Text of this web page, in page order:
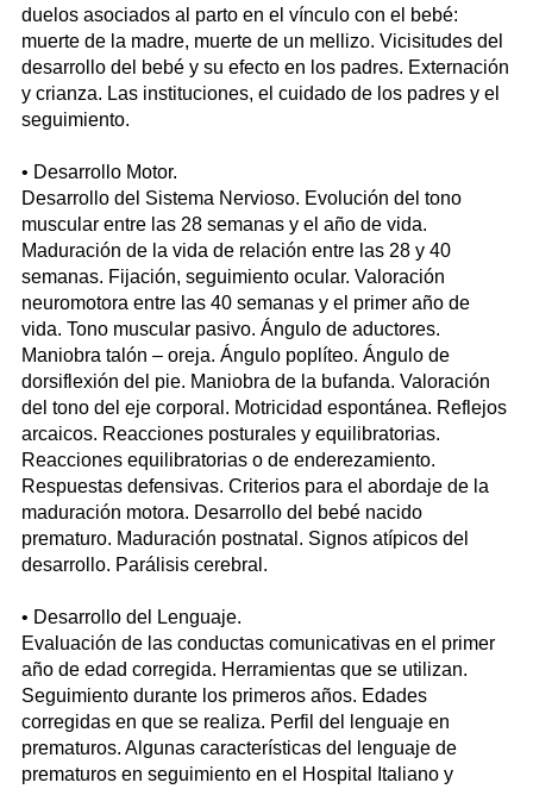
duelos asociados al parto en el vínculo con el bebé:
muerte de la madre, muerte de un mellizo. Vicisitudes del
desarrollo del bebé y su efecto en los padres. Externación
y crianza. Las instituciones, el cuidado de los padres y el
seguimiento.
• Desarrollo Motor.
Desarrollo del Sistema Nervioso. Evolución del tono
muscular entre las 28 semanas y el año de vida.
Maduración de la vida de relación entre las 28 y 40
semanas. Fijación, seguimiento ocular. Valoración
neuromotora entre las 40 semanas y el primer año de
vida. Tono muscular pasivo. Ángulo de aductores.
Maniobra talón – oreja. Ángulo poplíteo. Ángulo de
dorsiflexión del pie. Maniobra de la bufanda. Valoración
del tono del eje corporal. Motricidad espontánea. Reflejos
arcaicos. Reacciones posturales y equilibratorias.
Reacciones equilibratorias o de enderezamiento.
Respuestas defensivas. Criterios para el abordaje de la
maduración motora. Desarrollo del bebé nacido
prematuro. Maduración postnatal. Signos atípicos del
desarrollo. Parálisis cerebral.
• Desarrollo del Lenguaje.
Evaluación de las conductas comunicativas en el primer
año de edad corregida. Herramientas que se utilizan.
Seguimiento durante los primeros años. Edades
corregidas en que se realiza. Perfil del lenguaje en
prematuros. Algunas características del lenguaje de
prematuros en seguimiento en el Hospital Italiano y